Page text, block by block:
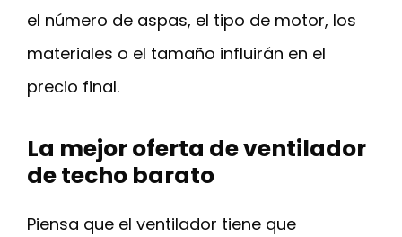
el número de aspas, el tipo de motor, los
materiales o el tamaño influirán en el
precio final.
La mejor oferta de ventilador
de techo barato
Piensa que el ventilador tiene que